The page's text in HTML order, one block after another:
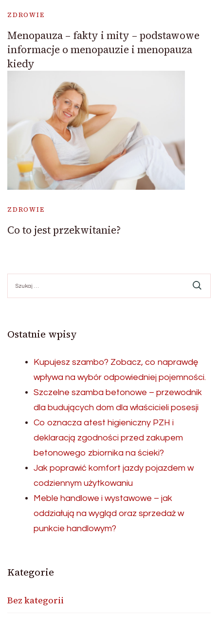
ZDROWIE
Menopauza – fakty i mity – podstawowe
informacje o menopauzie i menopauza
kiedy
ZDROWIE
Co to jest przekwitanie?
Ostatnie wpisy
Kupujesz szambo? Zobacz, co naprawdę
wpływa na wybór odpowiedniej pojemności.
Szczelne szamba betonowe – przewodnik
dla budujących dom dla właścicieli posesji
Co oznacza atest higieniczny PZH i
deklaracją zgodności przed zakupem
betonowego zbiornika na ścieki?
Jak poprawić komfort jazdy pojazdem w
codziennym użytkowaniu
Meble handlowe i wystawowe – jak
oddziałują na wygląd oraz sprzedaż w
punkcie handlowym?
Kategorie
Bez kategorii